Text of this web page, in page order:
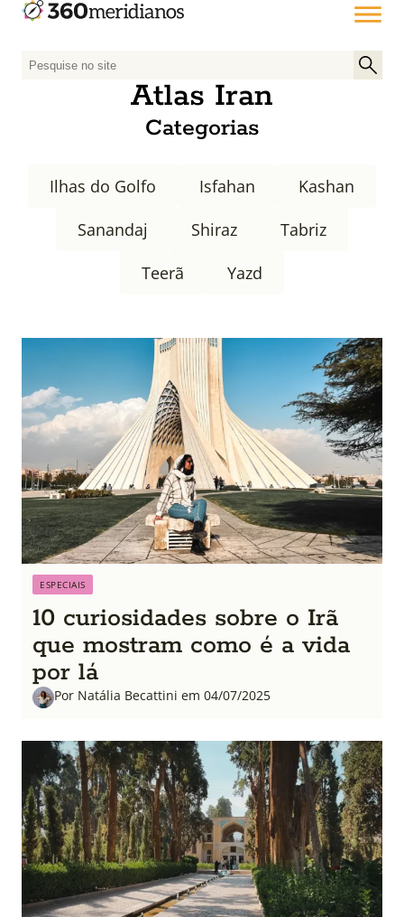
P
Atlas Iran
Categorias
Ilhas do Golfo Isfahan
Kashan
Sanandaj
Shiraz
Tabriz
Teerã
Yazd
ESPECIAIS
10 curiosidades sobre o Irã
que mostram como é a vida
por lá
Por Natália Becattini em 04/07/2025